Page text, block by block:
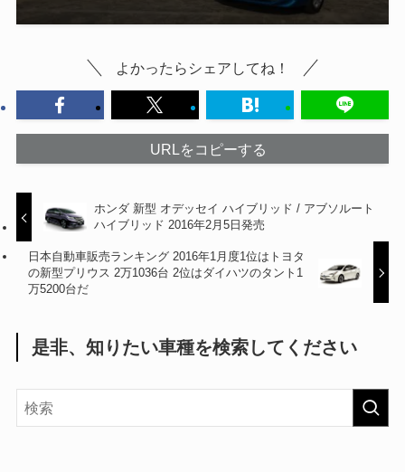
よかったらシェアしてね！
URLをコピーする
ホンダ 新型 オデッセイ ハイブリッド / アブソルート
ハイブリッド 2016年2月5日発売
日本自動車販売ランキング 2016年1月度1位はトヨタ
の新型プリウス 2万1036台 2位はダイハツのタント1
万5200台だ
是非、知りたい車種を検索してください